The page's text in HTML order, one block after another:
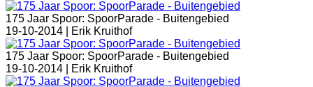
175 Jaar Spoor: SpoorParade - Buitengebied
19-10-2014 |
Erik Kruithof
175 Jaar Spoor: SpoorParade - Buitengebied
19-10-2014 |
Erik Kruithof